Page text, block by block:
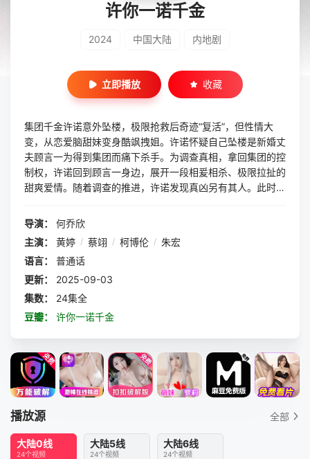
许你一诺千金
2024 中国大陆 内地剧
立即播放 收藏
集团千金许诺意外坠楼，极限抢救后奇迹“复活”，但性情大
变，从恋爱脑甜妹变身酷飒拽姐。许诺怀疑自己坠楼是新婚丈
夫顾言一为得到集团而痛下杀手。为调查真相，拿回集团的控
制权，许诺回到顾言一身边，展开一段相爰相杀、极限拉扯的
甜爽爱情。随着调查的推进，许诺发现真凶另有其人。此时，
一无所有的身份危机。
导演：
何乔欣
主演：
黄婷 / 蔡翊 / 柯博伦 / 朱宏
语言：
普通话
更新：
2025-09-03
集数：
24集全
豆瓣：
许你一诺千金
播放源 全部
大陆0线
24个视频
大陆5线
24个视频
大陆6线
24个视频